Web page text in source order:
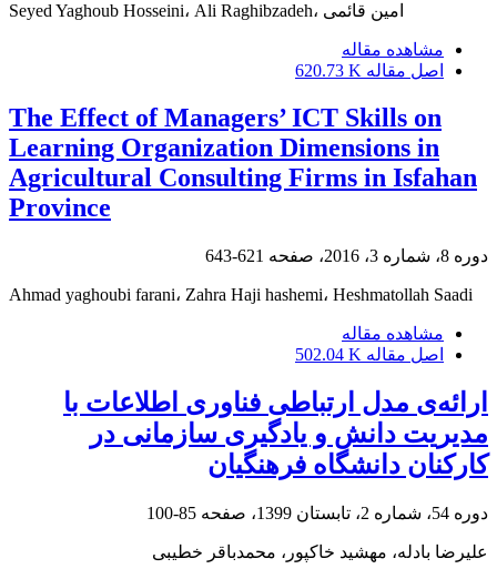
Seyed Yaghoub Hosseini، Ali Raghibzadeh، امین قائمی
مشاهده مقاله
اصل مقاله 620.73 K
The Effect of Managers’ ICT Skills on
Learning Organization Dimensions in
Agricultural Consulting Firms in Isfahan
Province
دوره 8، شماره 3، 2016، صفحه 621-643
Ahmad yaghoubi farani، Zahra Haji hashemi، Heshmatollah Saadi
مشاهده مقاله
اصل مقاله 502.04 K
ارائه‌ی مدل ارتباطی فناوری اطلاعات با
مدیریت دانش و یادگیری سازمانی در
کارکنان دانشگاه فرهنگیان
دوره 54، شماره 2، تابستان 1399، صفحه 85-100
علیرضا بادله، مهشید خاکپور، محمدباقر خطیبی